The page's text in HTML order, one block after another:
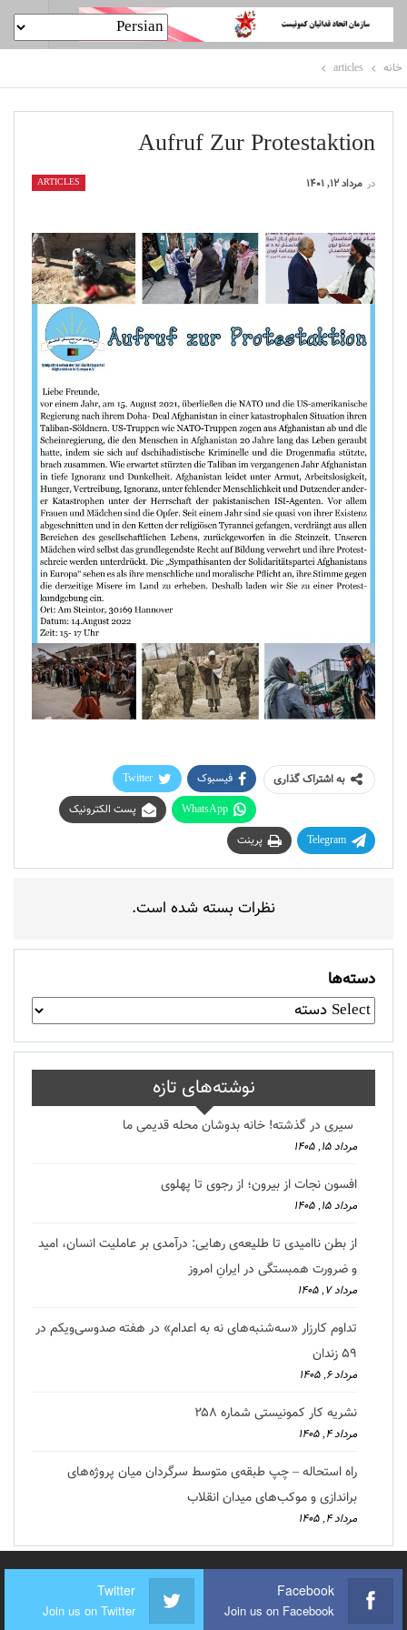
خانه articles
Aufruf Zur Protestaktion
ARTICLES در مرداد ۱۲, ۱۴۰۱
به اشتراک گذاری فیسبوک
Twitter
WhatsApp
پست الکترونیک
Telegram
پرینت
نظرات بسته شده است.
دسته‌ها
نوشته‌های تازه
سیری در گذشته! خانه بدوشان محله قدیمی ما
مرداد ۱۵, ۱۴۰۵
افسون نجات از بیرون؛ از رجوی تا پهلوی
مرداد ۱۵, ۱۴۰۵
از بطن ناامیدی تا طلیعه‌ی رهایی: درآمدی بر عاملیت انسان، امید
و ضرورت همبستگی در ایرانِ امروز
مرداد ۷, ۱۴۰۵
تداوم کارزار «سه‌شنبه‌های نه به اعدام» در هفته صدوسی‌و‌یکم در
۵۹ زندان
مرداد ۶, ۱۴۰۵
نشریه کار کمونیستی شماره ۲۵۸
مرداد ۴, ۱۴۰۵
راه استحاله – چپ طبقه‌ی متوسط سرگردان میان پروژه‌های
براندازی و موکب‌های میدان انقلاب
مرداد ۴, ۱۴۰۵
Facebook
Join us on Facebook
Twitter
Join us on Twitter